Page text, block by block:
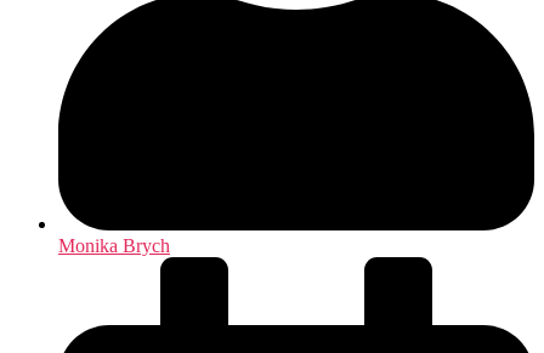
Monika Brych